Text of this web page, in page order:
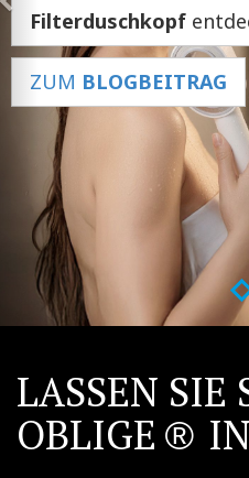
Filterduschkopf
ZUM BLOGBEITRAG
LASSEN SIE
OBLIGE ®